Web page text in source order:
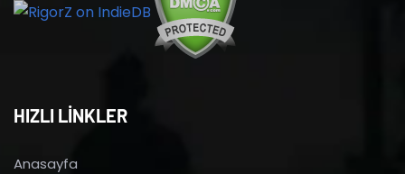
HIZLI LİNKLER
Anasayfa